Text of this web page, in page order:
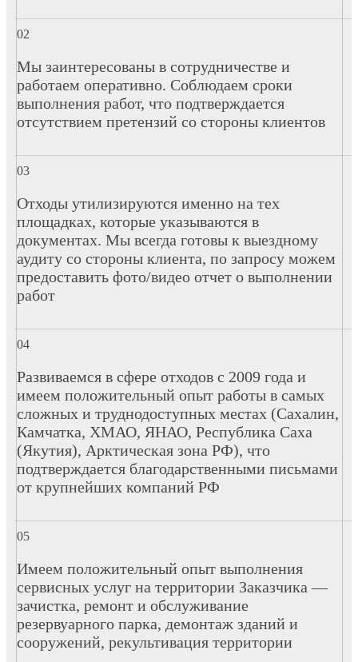
Мы заинтересованы в сотрудничестве и
работаем оперативно. Соблюдаем сроки
выполнения работ, что подтверждается
отсутствием претензий со стороны клиентов
Отходы утилизируются именно на тех
площадках, которые указываются в
документах. Мы всегда готовы к выездному
аудиту со стороны клиента, по запросу можем
предоставить фото/видео отчет о выполнении
работ
Развиваемся в сфере отходов с 2009 года и
имеем положительный опыт работы в самых
сложных и труднодоступных местах (Сахалин,
Камчатка, ХМАО, ЯНАО, Республика Саха
(Якутия), Арктическая зона РФ), что
подтверждается благодарственными письмами
от крупнейших компаний РФ
Имеем положительный опыт выполнения
сервисных услуг на территории Заказчика —
зачистка, ремонт и обслуживание
резервуарного парка, демонтаж зданий и
сооружений, рекультивация территории